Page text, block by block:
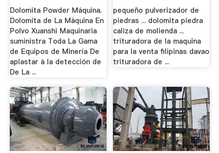
Dolomita Powder Máquina.
Dolomita de La Máquina En
Polvo Xuanshi Maquinaria
suministra Toda La Gama
de Equipos de Minería De
aplastar à la detección de
De La ...
pequeño pulverizador de
piedras ... dolomita piedra
caliza de molienda ...
trituradora de la maquina
para la venta filipinas davao
trituradora de ...